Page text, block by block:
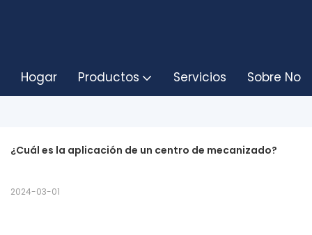
Hogar Productos Servicios Sobre
¿Cuál es la aplicación de un centro de mecanizado?
2024-03-01